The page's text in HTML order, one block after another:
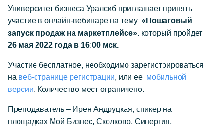
Университет бизнеса Уралсиб приглашает принять
участие в онлайн-вебинаре на тему «Пошаговый
запуск продаж на маркетплейсе», который пройдет
26 мая 2022 года в 16:00 мск.
Участие бесплатное, необходимо зарегистрироваться
на веб-странице регистрации, или ее мобильной
версии. Количество мест ограничено.
Преподаватель – Ирен Андруцкая, спикер на
площадках Мой Бизнес, Сколково, Синергия,